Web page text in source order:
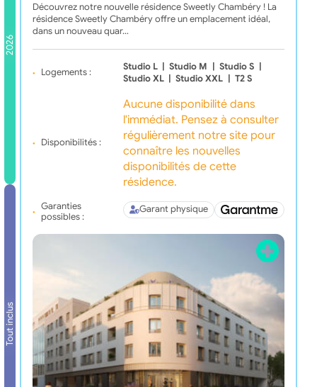
2026
Tout inclus
Découvrez notre nouvelle résidence Sweetly Chambéry ! La
résidence Sweetly Chambéry offre un emplacement idéal,
dans un nouveau quar…
Logements :
Studio L | Studio M | Studio S |
Studio XL | Studio XXL | T2 S
Disponibilités :
Aucune disponibilité dans
l'immédiat. Pensez à consulter
régulièrement notre site pour
connaître les nouvelles
disponibilités de cette
résidence.
Garanties
possibles :
Garant physique